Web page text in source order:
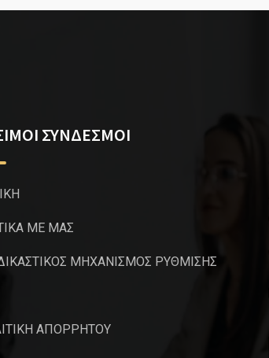
ΣΥΝΔΕΣΜΟΙ
ΜΕ ΜΑΣ
ΜΗΧΑΝΙΣΜΟΣ ΡΥΘΜΙΣΗΣ
ΑΠΟΡΡΗΤΟΥ